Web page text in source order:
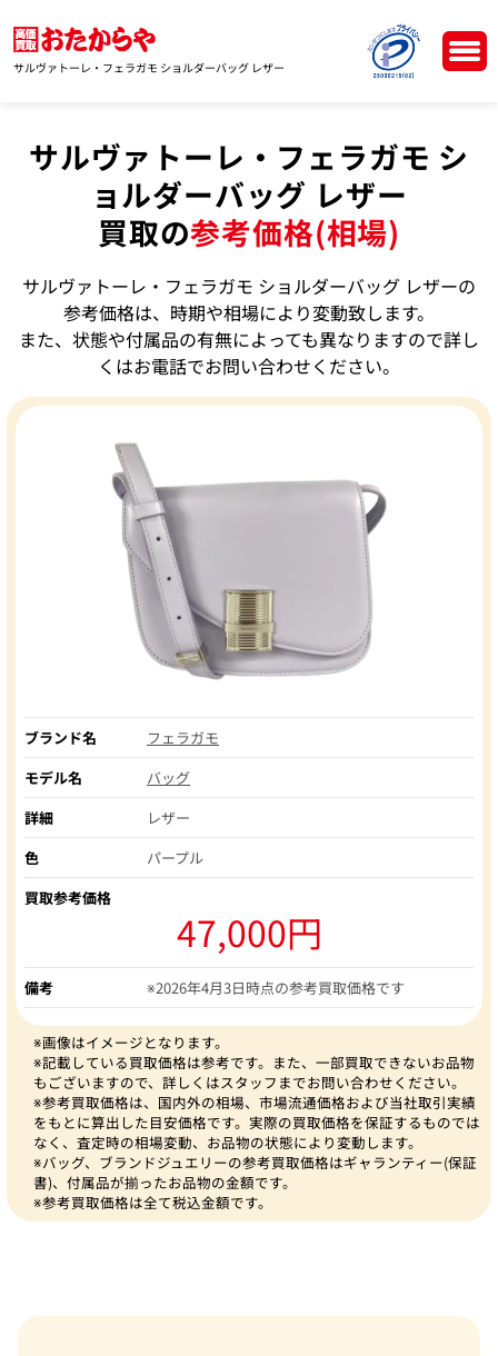
サルヴァトーレ・フェラガモ ショルダーバッグ レザー
サルヴァトーレ・フェラガモ シ
ョルダーバッグ レザー
買取の参考価格(相場)
サルヴァトーレ・フェラガモ ショルダーバッグ レザーの
参考価格は、時期や相場により変動致します。
また、状態や付属品の有無によっても異なりますので詳し
くはお電話でお問い合わせください。
ブランド名
フェラガモ
モデル名
バッグ
詳細
レザー
色
パープル
買取参考価格
47,000円
備考 ※2026年4月3日時点の参考買取価格です
※画像はイメージとなります。
※記載している買取価格は参考です。また、一部買取できないお品物
もございますので、詳しくはスタッフまでお問い合わせください。
※参考買取価格は、国内外の相場、市場流通価格および当社取引実績
をもとに算出した目安価格です。実際の買取価格を保証するものでは
なく、査定時の相場変動、お品物の状態により変動します。
※バッグ、ブランドジュエリーの参考買取価格はギャランティー(保証
書)、付属品が揃ったお品物の金額です。
※参考買取価格は全て税込金額です。